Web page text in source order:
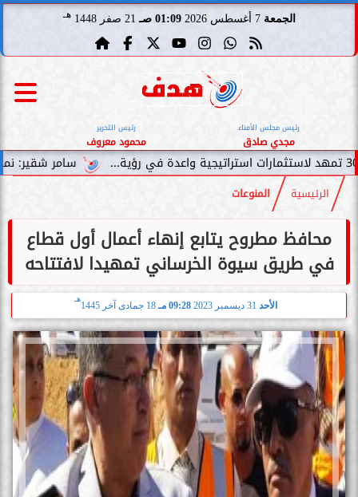
الجمعة 7 أغسطس 2026 01:09 صـ 21 صفر 1448 هـ
رئيس مجلس الأمناء
مجدي صادق
رئيس التحرير
محمود معروف
سامر شقير: نمو صناديق
الرئيسية المنوعات
محافظ مطروح يتابع إنهاء أعمال أول قطاع
في طريق سيوة الخرساني تمهيدا لافتتاحه
الأحد 09:28 مـ 18 جمادى آخر 1445
هـ